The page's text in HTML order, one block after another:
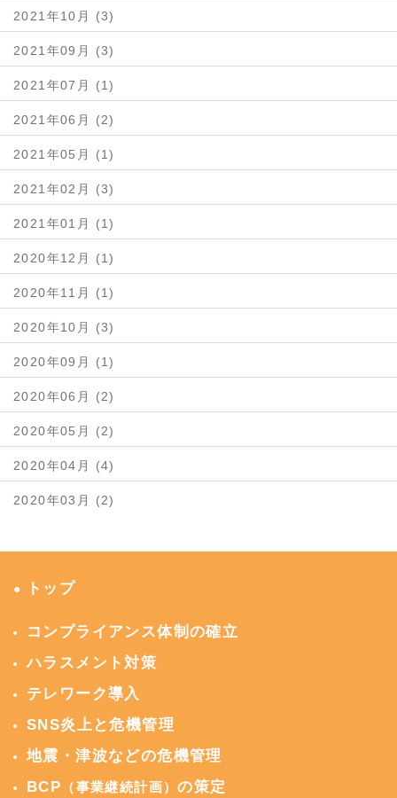
2021年10月 (3)
2021年09月 (3)
2021年07月 (1)
2021年06月 (2)
2021年05月 (1)
2021年02月 (3)
2021年01月 (1)
2020年12月 (1)
2020年11月 (1)
2020年10月 (3)
2020年09月 (1)
2020年06月 (2)
2020年05月 (2)
2020年04月 (4)
2020年03月 (2)
● トップ
コンプライアンス体制の確立
ハラスメント対策
テレワーク導入
SNS炎上と危機管理
地震・津波などの危機管理
BCP （事業継続計画）の策定